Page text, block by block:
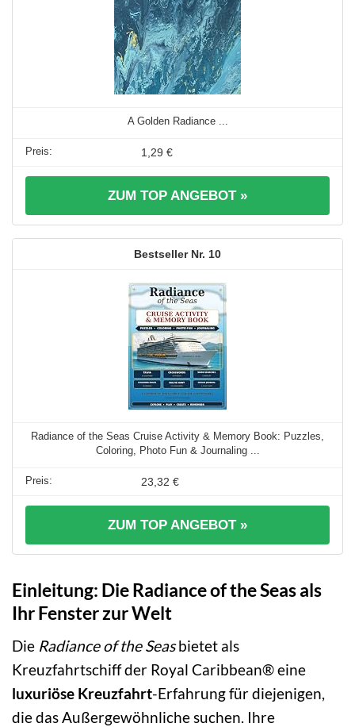
A Golden Radiance ...
1,29 €
ZUM TOP ANGEBOT »
10
Radiance of the Seas Cruise Activity & Memory Book: Puzzles,
Coloring, Photo Fun & Journaling ...
23,32 €
ZUM TOP ANGEBOT »
Einleitung: Die Radiance of the Seas als
Ihr Fenster zur Welt
Die Radiance of the Seasbietet als
Kreuzfahrtschiff der Royal Caribbean® eine
luxuriöse Kreuzfahrt-Erfahrung für diejenigen,
die das Außergewöhnliche suchen. Ihre